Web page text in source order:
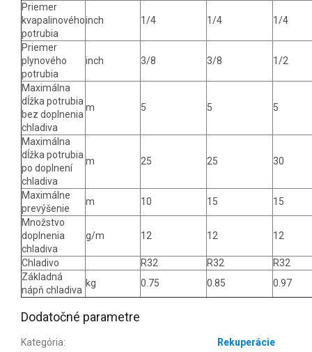
Priemer
kvapalinového
potrubia
inch 1/4 1/4 1/4
Priemer
plynového
potrubia
inch 3/8 3/8 1/2
Maximálna
dĺžka potrubia
bez doplnenia
chladiva
m 5 5 5
Maximálna
dĺžka potrubia
po doplnení
chladiva
m 25 25 30
Maximálne
prevýšenie
m 10 15
15
Množstvo
doplnenia
chladiva
g/m 12 12 12
Chladivo R32 R32
R32
Základná
nápň chladiva
kg 0.75 0.85 0.97
Dodatočné parametre
Kategória:
Rekuperácie